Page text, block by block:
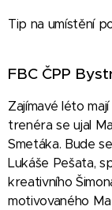
Tip na umístění
FBC ČPP
Zajímavé léto
trenéra se ujal
Smetáka. Bude
Lukáše Pešata,
kreativního
motivovaného